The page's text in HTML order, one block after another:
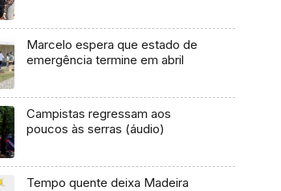
Marcelo espera que estado de
emergência termine em abril
Campistas regressam aos
poucos às serras (áudio)
Tempo quente deixa Madeira